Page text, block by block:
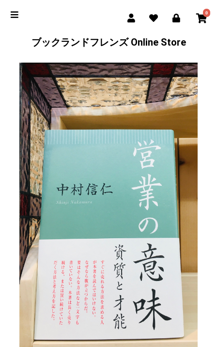
0
ブックランドフレンズ Online Store